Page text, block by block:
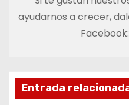
a
ó
ayudarnos a crecer,
Facebook:
Entrada